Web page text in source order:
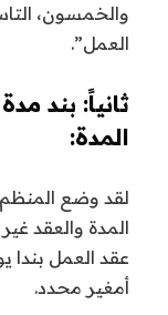
والخمسون،
العمل”.
ثانياً: بند
المدة:
لقد وضع
المدة والعقد
عقد العمل بندا
أمغير محدد.